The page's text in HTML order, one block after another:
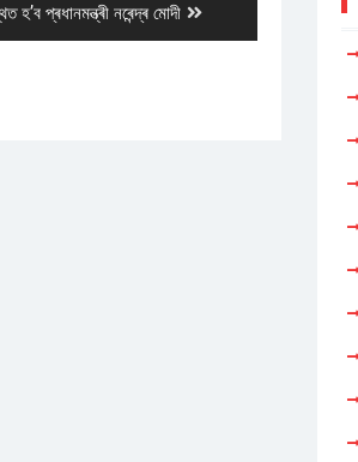
প্ৰধানমন্ত্ৰী নৰেন্দ্ৰ মোদী